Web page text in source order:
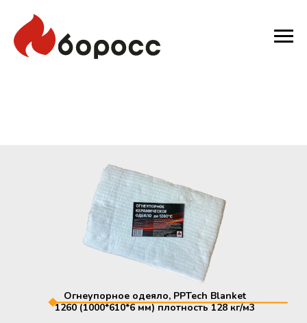
Огнеупорное одеяло, PPTech Blanket
1260 (1000*610*6 мм) плотность 128 кг/м3